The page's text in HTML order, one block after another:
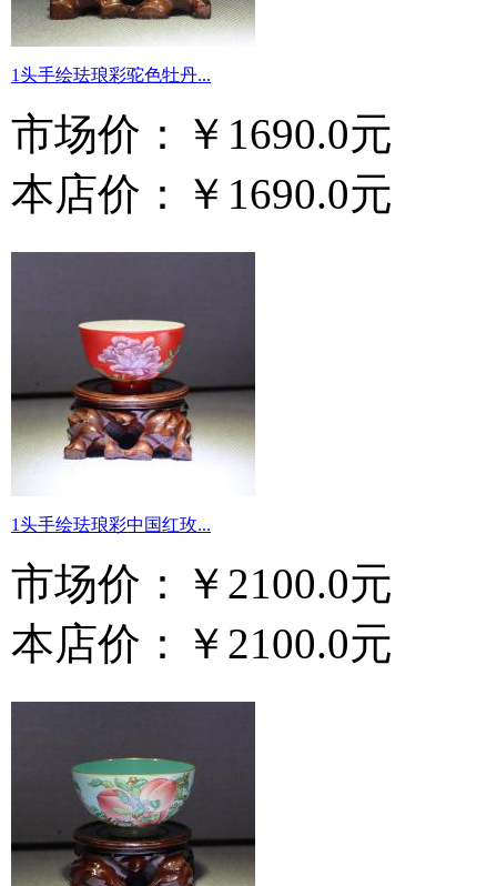
1头手绘珐琅彩驼色牡丹...
市场价：
￥1690.0元
本店价：
￥1690.0元
1头手绘珐琅彩中国红玫...
市场价：
￥2100.0元
本店价：
￥2100.0元